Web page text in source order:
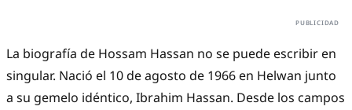
La biografía de Hossam Hassan no se puede escribir en
singular. Nació el 10 de agosto de 1966 en Helwan junto
a su gemelo idéntico, Ibrahim Hassan. Desde los campos